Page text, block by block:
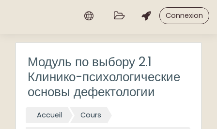
Connexion
Модуль по выбору 2.1
Клинико-психологические
основы дефектологии
Accueil Cours